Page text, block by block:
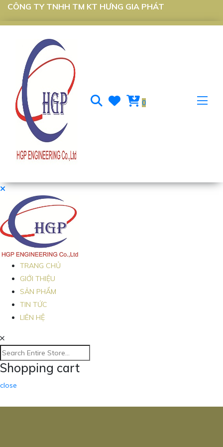
CÔNG TY TNHH TM KT HƯNG GIA PHÁT
0
TRANG CHỦ
GIỚI THIỆU
SẢN PHẨM
TIN TỨC
LIÊN HỆ
Shopping cart
close